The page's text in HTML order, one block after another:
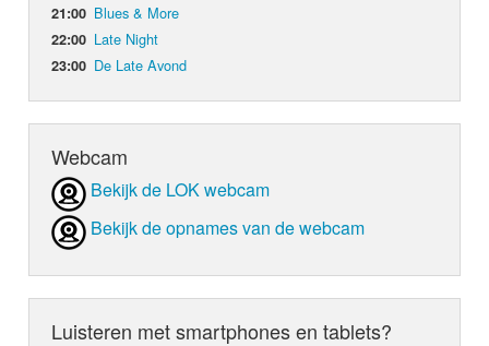
21:00 Blues & More
22:00 Late Night
23:00 De Late Avond
Webcam
Bekijk de LOK webcam
Bekijk de opnames van de webcam
Luisteren met smartphones en tablets?